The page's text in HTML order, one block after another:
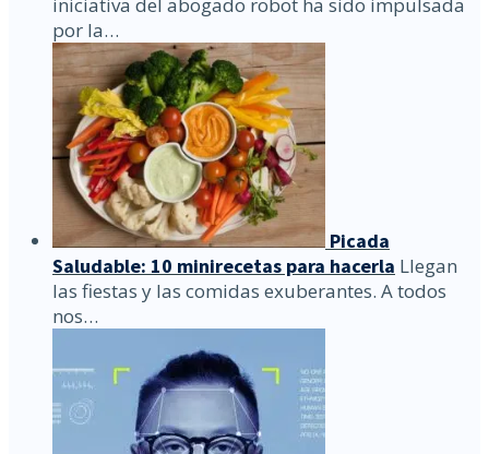
iniciativa del abogado robot ha sido impulsada
por la…
Picada
Saludable: 10 minirecetas para hacerla Llegan
las fiestas y las comidas exuberantes. A todos
nos…